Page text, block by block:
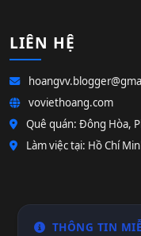
LIÊN HỆ
voviethoang.com
Quê quán: Đông Hòa,
Làm việc tại: Hồ Chí
THÔNG TIN